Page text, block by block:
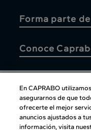
Forma parte
Conoce
En CAPRABO
asegurarnos de que
ofrecerte el mejor
anuncios ajustados a
información, visita